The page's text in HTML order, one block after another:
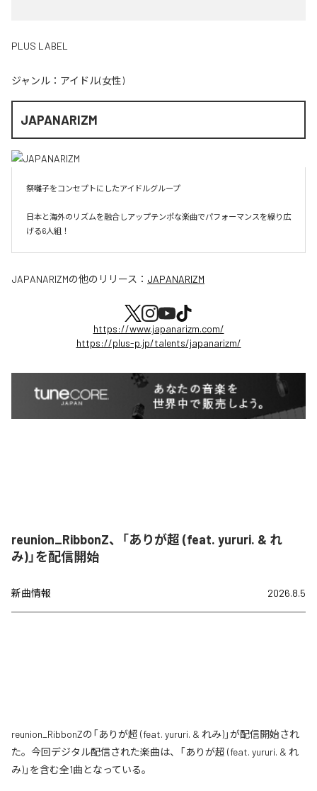
PLUS LABEL
ジャンル： アイドル(女性)
JAPANARIZM
祭囃子をコンセプトにしたアイドルグループ
日本と海外のリズムを融合しアップテンポな楽曲でパフォーマンスを繰り広
げる6人組！
JAPANARIZMの他のリリース： JAPANARIZM
https://www.japanarizm.com/
https://plus-p.jp/talents/japanarizm/
reunion_RibbonZ、「ありが超 (feat. yururi. & れ
み)」を配信開始
新曲情報 2026.8.5
reunion_RibbonZの「ありが超 (feat. yururi. & れみ)」が配信開始され
た。今回デジタル配信された楽曲は、「ありが超 (feat. yururi. & れ
み)」を含む全1曲となっている。